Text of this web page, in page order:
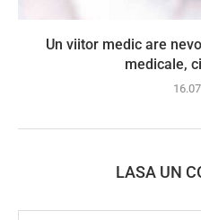
Un viitor medic are
medicale,
LASA UN